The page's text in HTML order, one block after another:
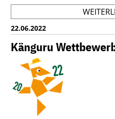
22.06.2022
Känguru